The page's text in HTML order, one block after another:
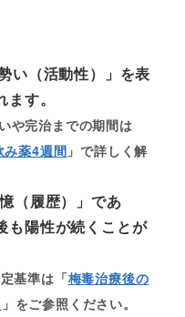
い（活動性）」を表
す。
や完治までの期間は
薬4週間 」で詳しく解
（履歴）」であ
も陽性が続くことが
基準は「梅毒治療後の
」をご参照ください。